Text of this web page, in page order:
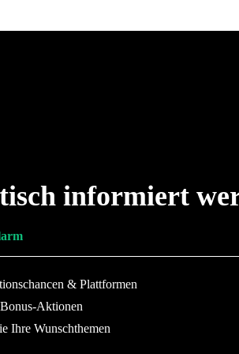
informiert
& Plattformen
Bonus-Aktionen
Ihre Wunschthemen